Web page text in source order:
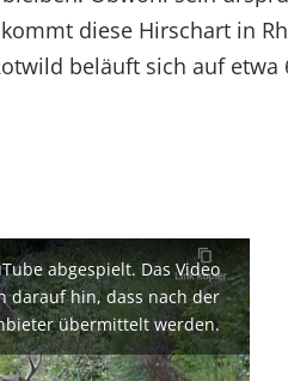
diese Hirschart in
beläuft sich auf etwa
abgespielt. Das Video
darauf hin, dass nach der
übermittelt werden.